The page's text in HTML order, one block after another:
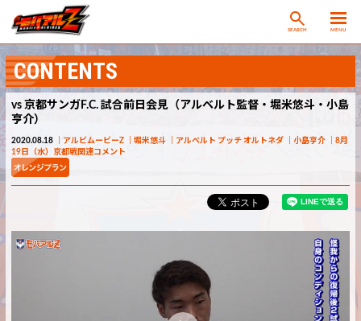
SEARCH MENU
CONTENTS
vs 京都サンガF.C. 試合前日会見（アルベルト監督・堀米悠斗・小島
亨介）
2020.08.18 アルビムービーZ 堀米悠斗 アルベルト プッチ オルトネダ 小島亨介
8月
19日（水）京都戦関連コメント